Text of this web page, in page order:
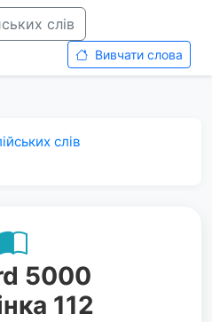
слів
Вивчати слова
слів
5000
112